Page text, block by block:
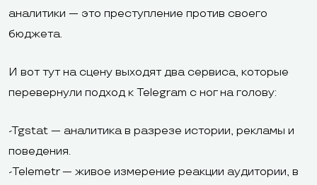
аналитики — это преступление против своего
бюджета.
И вот тут на сцену выходят два сервиса, которые
перевернули подход к Telegram с ног на голову:
-Tgstat — аналитика в разрезе истории, рекламы и
поведения.
-Telemetr — живое измерение реакции аудитории, в